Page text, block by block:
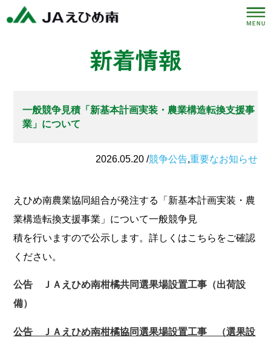
一般競争見積「新基本計画実装・農業構造転換支援事
業」について
2026.05.20 /競争公告,重要なお知らせ
えひめ南農業協同組合が発注する「新基本計画実装・農
業構造転換支援事業」について一般競争見
積を行いますので公示します。詳しくはこちらをご確認
ください。
公告 ＪＡえひめ南柑橘共同選果場設置工事（出荷設
備）
公告 ＪＡえひめ南柑橘協同選果場設置工事 （選果設